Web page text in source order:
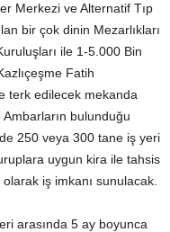
Merkezi ve Alternatif Tıp
bir çok dinin Mezarlıkları
ile 1-5.000 Bin
Fatih
terk edilecek mekanda
bulunduğu
250 veya 300 tane iş yeri
uygun kira ile tahsis
iş imkanı sunulacak.
arasında 5 ay boyunca